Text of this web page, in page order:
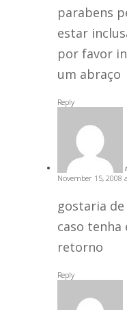
parabens
estar
por favor
um abraço
Reply
November 15, 2008
gostaria
caso
retorno
Reply